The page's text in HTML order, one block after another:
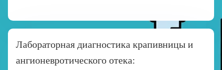
Лабораторная диагностика крапивницы и
ангионевротического отека: